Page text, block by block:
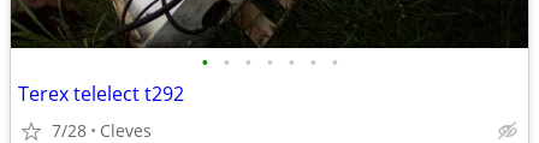
• • • • • • •
Terex telelect t292
7/28 Cleves